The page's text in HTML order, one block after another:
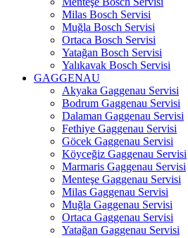
Milas Bosch Servisi
Muğla Bosch Servisi
Ortaca Bosch Servisi
Yatağan Bosch Servisi
Yalıkavak Bosch Servisi
GAGGENAU
Akyaka Gaggenau Servisi
Bodrum Gaggenau Servisi
Dalaman Gaggenau Servisi
Fethiye Gaggenau Servisi
Göcek Gaggenau Servisi
Köyceğiz Gaggenau Servisi
Marmaris Gaggenau Servisi
Menteşe Gaggenau Servisi
Milas Gaggenau Servisi
Muğla Gaggenau Servisi
Ortaca Gaggenau Servisi
Yatağan Gaggenau Servisi